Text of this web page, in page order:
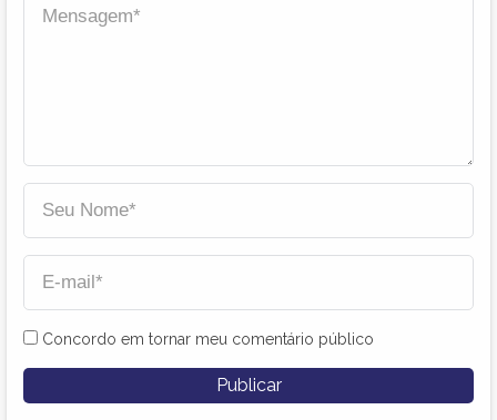
Concordo em tornar meu comentário público